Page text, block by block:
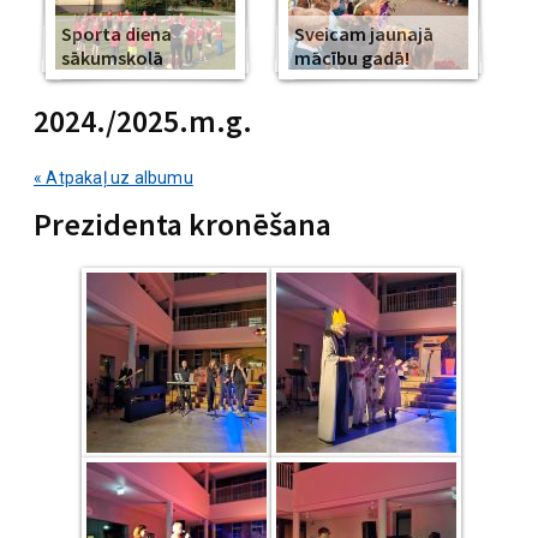
Sporta diena
sākumskolā
Sveicam jaunajā
mācību gadā!
2024./2025.m.g.
« Atpakaļ uz albumu
Prezidenta kronēšana